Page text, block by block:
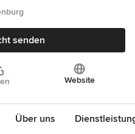
senden
Website
Über uns